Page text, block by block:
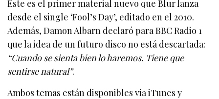
Éste es el primer material nuevo que Blur lanza
desde el single ‘Fool’s Day’, editado en el 2010.
Además, Damon Albarn declaró para BBC Radio 1
que la idea de un futuro disco no está descartada:
“Cuando se sienta bien lo haremos. Tiene que
sentirse natural”.
Ambos temas están disponibles via iTunes y